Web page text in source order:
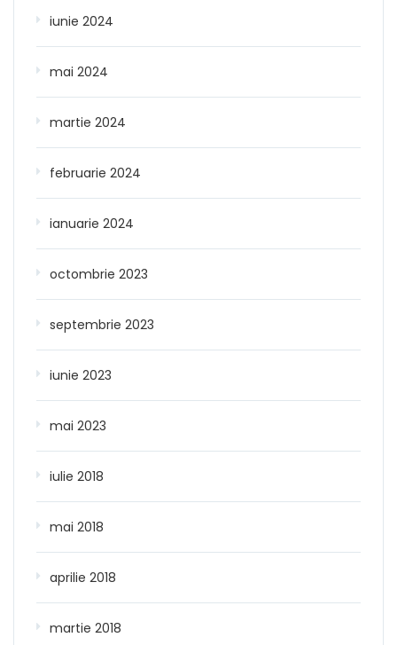
iunie 2024
mai 2024
martie 2024
februarie 2024
ianuarie 2024
octombrie 2023
septembrie 2023
iunie 2023
mai 2023
iulie 2018
mai 2018
aprilie 2018
martie 2018